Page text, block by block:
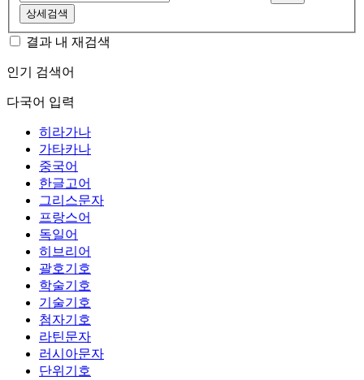
상세검색
결과 내 재검색
인기 검색어
다국어 입력
히라가나
가타카나
중국어
한글고어
그리스문자
프랑스어
독일어
히브리어
괄호기호
학술기호
기술기호
첨자기호
라틴문자
러시아문자
단위기호